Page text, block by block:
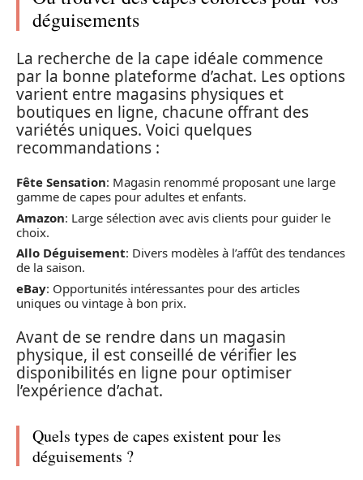
déguisements
La recherche de la cape idéale commence
par la bonne plateforme d’achat. Les options
varient entre magasins physiques et
boutiques en ligne, chacune offrant des
variétés uniques. Voici quelques
recommandations :
Fête Sensation: Magasin renommé proposant une large
gamme de capes pour adultes et enfants.
Amazon: Large sélection avec avis clients pour guider le
choix.
Allo Déguisement: Divers modèles à l’affût des tendances
de la saison.
eBay: Opportunités intéressantes pour des articles
uniques ou vintage à bon prix.
Avant de se rendre dans un magasin
physique, il est conseillé de vérifier les
disponibilités en ligne pour optimiser
l’expérience d’achat.
Quels types de capes existent pour les
déguisements ?